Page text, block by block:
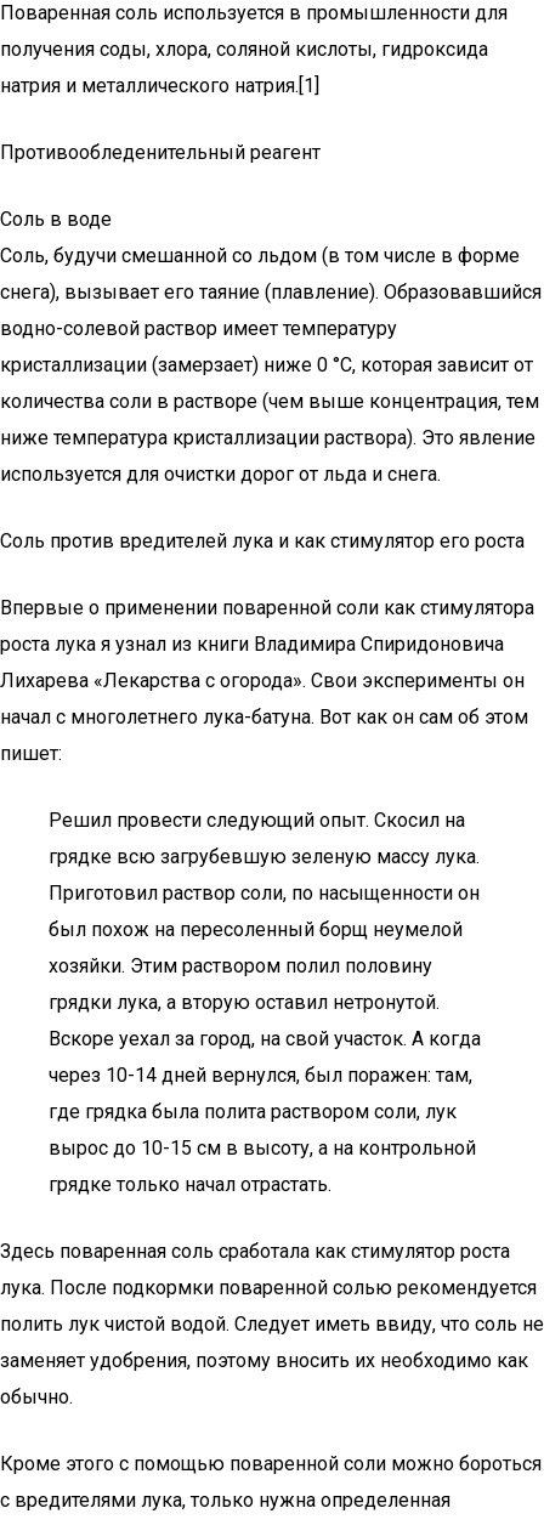
Поваренная соль используется в промышленности для
получения соды, хлора, соляной кислоты, гидроксида
натрия и металлического натрия.[1]
Противообледенительный реагент
Соль в воде
Соль, будучи смешанной со льдом (в том числе в форме
снега), вызывает его таяние (плавление). Образовавшийся
водно-солевой раствор имеет температуру
кристаллизации (замерзает) ниже 0 °C, которая зависит от
количества соли в растворе (чем выше концентрация, тем
ниже температура кристаллизации раствора). Это явление
используется для очистки дорог от льда и снега.
Соль против вредителей лука и как стимулятор его роста
Впервые о применении поваренной соли как стимулятора
роста лука я узнал из книги Владимира Спиридоновича
Лихарева «Лекарства с огорода». Свои эксперименты он
начал с многолетнего лука-батуна. Вот как он сам об этом
пишет:
Решил провести следующий опыт. Скосил на
грядке всю загрубевшую зеленую массу лука.
Приготовил раствор соли, по насыщенности он
был похож на пересоленный борщ неумелой
хозяйки. Этим раствором полил половину
грядки лука, а вторую оставил нетронутой.
Вскоре уехал за город, на свой участок. А когда
через 10-14 дней вернулся, был поражен: там,
где грядка была полита раствором соли, лук
вырос до 10-15 см в высоту, а на контрольной
грядке только начал отрастать.
Здесь поваренная соль сработала как стимулятор роста
лука. После подкормки поваренной солью рекомендуется
полить лук чистой водой. Следует иметь ввиду, что соль не
заменяет удобрения, поэтому вносить их необходимо как
обычно.
Кроме этого с помощью поваренной соли можно бороться
с вредителями лука, только нужна определенная